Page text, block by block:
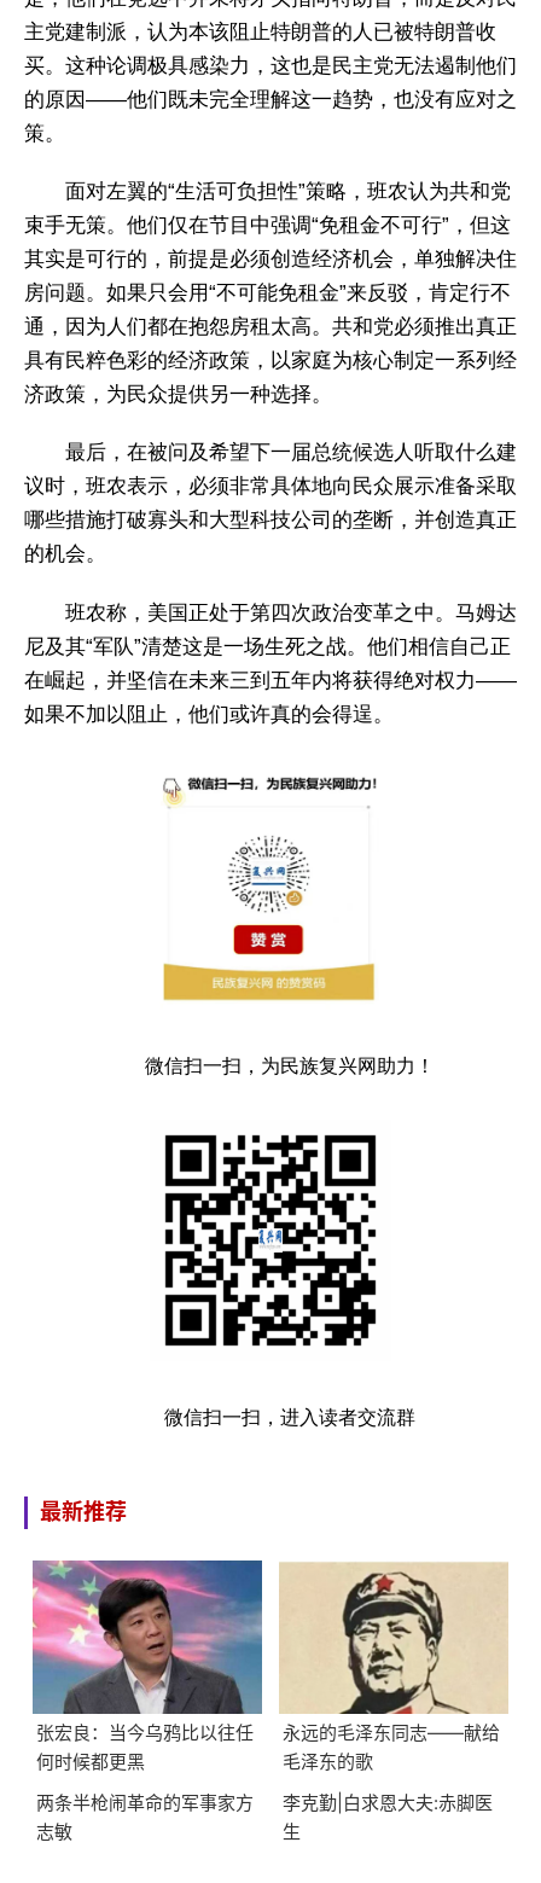
主党建制派，认为本该阻止特朗普的人已被特朗普收
买。这种论调极具感染力，这也是民主党无法遏制他们
的原因——他们既未完全理解这一趋势，也没有应对之
策。
面对左翼的“生活可负担性”策略，班农认为共和党
束手无策。他们仅在节目中强调“免租金不可行”，但这
其实是可行的，前提是必须创造经济机会，单独解决住
房问题。如果只会用“不可能免租金”来反驳，肯定行不
通，因为人们都在抱怨房租太高。共和党必须推出真正
具有民粹色彩的经济政策，以家庭为核心制定一系列经
济政策，为民众提供另一种选择。
最后，在被问及希望下一届总统候选人听取什么建
议时，班农表示，必须非常具体地向民众展示准备采取
哪些措施打破寡头和大型科技公司的垄断，并创造真正
的机会。
班农称，美国正处于第四次政治变革之中。马姆达
尼及其“军队”清楚这是一场生死之战。他们相信自己正
在崛起，并坚信在未来三到五年内将获得绝对权力——
如果不加以阻止，他们或许真的会得逞。
微信扫一扫，为民族复兴网助力！
微信扫一扫，进入读者交流群
最新推荐
张宏良：当今乌鸦比以往任
何时候都更黑
永远的毛泽东同志——献给
毛泽东的歌
两条半枪闹革命的军事家方
志敏
李克勤|白求恩大夫:赤脚医
生